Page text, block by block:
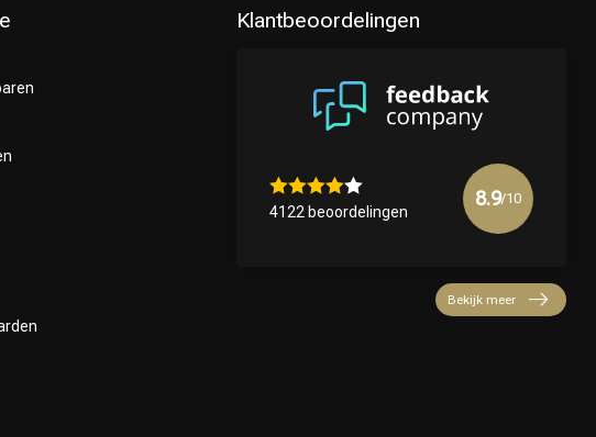
Klantbeoordelingen
4122 beoordelingen
8.9/10
Bekijk meer